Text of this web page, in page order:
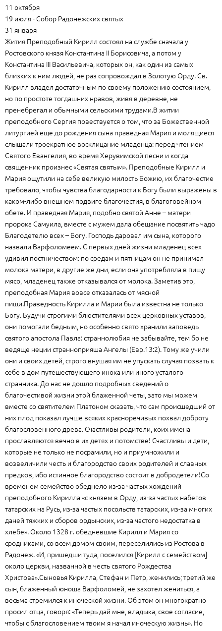
11 октября
19 июля - Собор Радонежских святых
31 января
Жития Преподобный Кирилл состоял на службе сначала у
Ростовского князя Константина II Борисовича, а потом у
Константина III Васильевича, которых он, как один из самых
близких к ним людей, не раз сопровождал в Золотую Орду. Св.
Кирилл владел достаточным по своему положению состоянием,
но по простоте тогдашних нравов, живя в деревне, не
пренебрегал и обычными сельскими трудами.В житии
преподобного Сергия повествуется о том, что за Божественной
литургией еще до рождения сына праведная Мария и молящиеся
слышали троекратное восклицание младенца: перед чтением
Святого Евангелия, во время Херувимской песни и когда
священник произнес «Святая святым». Преподобные Кирилл и
Мария ощутили на себе великую милость Божию, их благочестие
требовало, чтобы чувства благодарности к Богу были выражены в
каком-либо внешнем подвиге благочестия, в благоговейном
обете. И праведная Мария, подобно святой Анне – матери
пророка Самуила, вместе с мужем дала обещание посвятить чадо
Благодетелю всех – Богу. Господь даровал им сына, которого
назвали Варфоломеем. С первых дней жизни младенец всех
удивил постничеством: по средам и пятницам он не принимал
молока матери, в другие же дни, если она употребляла в пищу
мясо, младенец также отказывался от молока. Заметив это,
преподобная Мария вовсе отказалась от мясной
пищи.Праведность Кирилла и Марии была известна не только
Богу. Будучи строгими блюстителями всех церковных уставов,
они помогали бедным, но особенно свято хранили заповедь
святого апостола Павла: страннолюбия не забывайте, тем бо не
ведяще неции странноприяша Ангелы (Евр.13:2). Тому же учили
они и своих детей, строго внушая им не упускать случая позвать к
себе в дом путешествующего инока или иного усталого
странника. До нас не дошло подробных сведений о
благочестивой жизни этой блаженной четы, зато мы можем
вместе со святителем Платоном сказать, что сам происшедший от
них плод показал лучше всяких красноречивых похвал доброту
благословенного древа. Счастливы родители, коих имена
прославляются вечно в их детях и потомстве! Счастливы и дети,
которые не только не посрамили, но и приумножили и
возвеличили честь и благородство своих родителей и славных
предков, ибо истинное благородство состоит в добродетели!Со
временем семейство обеднело из-за частых хождений
преподобного Кирилла «с князем в Орду, из-за частых набегов
татарских на Русь, из-за частых посольств татарских, из-за многих
даней тяжких и сборов ордынских, из-за частого недостатка в
хлебе». Около 1328 г. обедневшие Кирилл и Мария со
сродниками, со всем домом своим, переселились из Ростова в
Радонеж. «И, пришедши туда, поселился [Кирилл с семейством]
около церкви, названной в честь святого Рождества
Христова».Сыновья Кирилла, Стефан и Петр, женились; третий же
сын, блаженный юноша Варфоломей, не захотел жениться, а
весьма стремился к иноческой жизни. Об этом он многократно
просил отца, говоря: «Теперь дай мне, владыка, свое согласие,
чтобы с благословением твоим я начал иноческую жизнь». Но